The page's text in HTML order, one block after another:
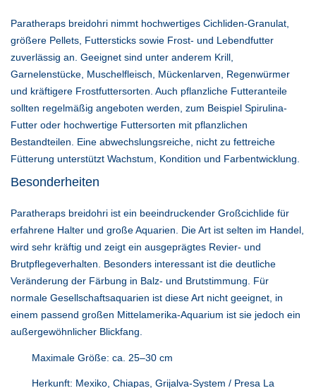
Paratheraps breidohri nimmt hochwertiges Cichliden-Granulat,
größere Pellets, Futtersticks sowie Frost- und Lebendfutter
zuverlässig an. Geeignet sind unter anderem Krill,
Garnelenstücke, Muschelfleisch, Mückenlarven, Regenwürmer
und kräftigere Frostfuttersorten. Auch pflanzliche Futteranteile
sollten regelmäßig angeboten werden, zum Beispiel Spirulina-
Futter oder hochwertige Futtersorten mit pflanzlichen
Bestandteilen. Eine abwechslungsreiche, nicht zu fettreiche
Fütterung unterstützt Wachstum, Kondition und Farbentwicklung.
Besonderheiten
Paratheraps breidohri ist ein beeindruckender Großcichlide für
erfahrene Halter und große Aquarien. Die Art ist selten im Handel,
wird sehr kräftig und zeigt ein ausgeprägtes Revier- und
Brutpflegeverhalten. Besonders interessant ist die deutliche
Veränderung der Färbung in Balz- und Brutstimmung. Für
normale Gesellschaftsaquarien ist diese Art nicht geeignet, in
einem passend großen Mittelamerika-Aquarium ist sie jedoch ein
außergewöhnlicher Blickfang.
Maximale Größe: ca. 25–30 cm
Herkunft: Mexiko, Chiapas, Grijalva-System / Presa La